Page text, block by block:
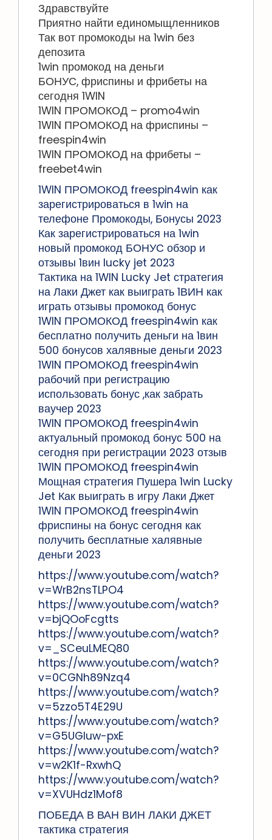
Здравствуйте
Приятно найти единомыщленников
Так вот промокоды на 1win без
депозита
1win промокод на деньги
БОНУС, фриспины и фрибеты на
сегодня 1WIN
1WIN ПРОМОКОД – promo4win
1WIN ПРОМОКОД на фриспины –
freespin4win
1WIN ПРОМОКОД на фрибеты –
freebet4win
1WIN ПРОМОКОД freespin4win как
зарегистрироваться в 1win на
телефоне Промокоды, Бонусы 2023
Как зарегистрироваться на 1win
новый промокод БОНУС обзор и
отзывы 1вин lucky jet 2023
Тактика на 1WIN Lucky Jet стратегия
на Лаки Джет как выиграть 1ВИН как
играть отзывы промокод бонус
1WIN ПРОМОКОД freespin4win как
бесплатно получить деньги на 1вин
500 бонусов халявные деньги 2023
1WIN ПРОМОКОД freespin4win
рабочий при регистрацию
использовать бонус ,как забрать
ваучер 2023
1WIN ПРОМОКОД freespin4win
актуальный промокод бонус 500 на
сегодня при регистрации 2023 отзыв
1WIN ПРОМОКОД freespin4win
Мощная стратегия Пушера 1win Lucky
Jet Как выиграть в игру Лаки Джет
1WIN ПРОМОКОД freespin4win
фриспины на бонус сегодня как
получить бесплатные халявные
деньги 2023
https://www.youtube.com/watch?
v=WrB2nsTLPO4
https://www.youtube.com/watch?
v=bjQOoFcgtts
https://www.youtube.com/watch?
v=_SCeuLMEQ80
https://www.youtube.com/watch?
v=0CGNh89Nzq4
https://www.youtube.com/watch?
v=5zzo5T4E29U
https://www.youtube.com/watch?
v=G5UGluw-pxE
https://www.youtube.com/watch?
v=w2K1f-RxwhQ
https://www.youtube.com/watch?
v=XVUHdz1Mof8
ПОБЕДА В ВАН ВИН ЛАКИ ДЖЕТ
тактика стратегия